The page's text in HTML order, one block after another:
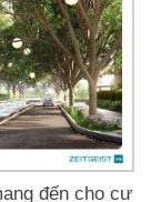
đến cho cư